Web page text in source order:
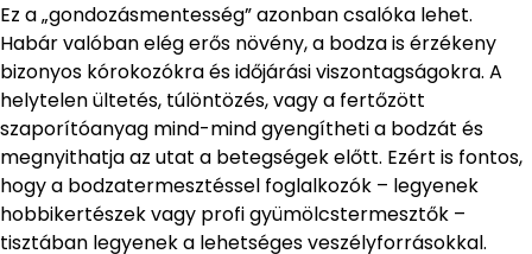
Ez a „gondozásmentesség” azonban csalóka lehet.
Habár valóban elég erős növény, a bodza is érzékeny
bizonyos kórokozókra és időjárási viszontagságokra. A
helytelen ültetés, túlöntözés, vagy a fertőzött
szaporítóanyag mind-mind gyengítheti a bodzát és
megnyithatja az utat a betegségek előtt. Ezért is fontos,
hogy a bodzatermesztéssel foglalkozók – legyenek
hobbikertészek vagy profi gyümölcstermesztők –
tisztában legyenek a lehetséges veszélyforrásokkal.